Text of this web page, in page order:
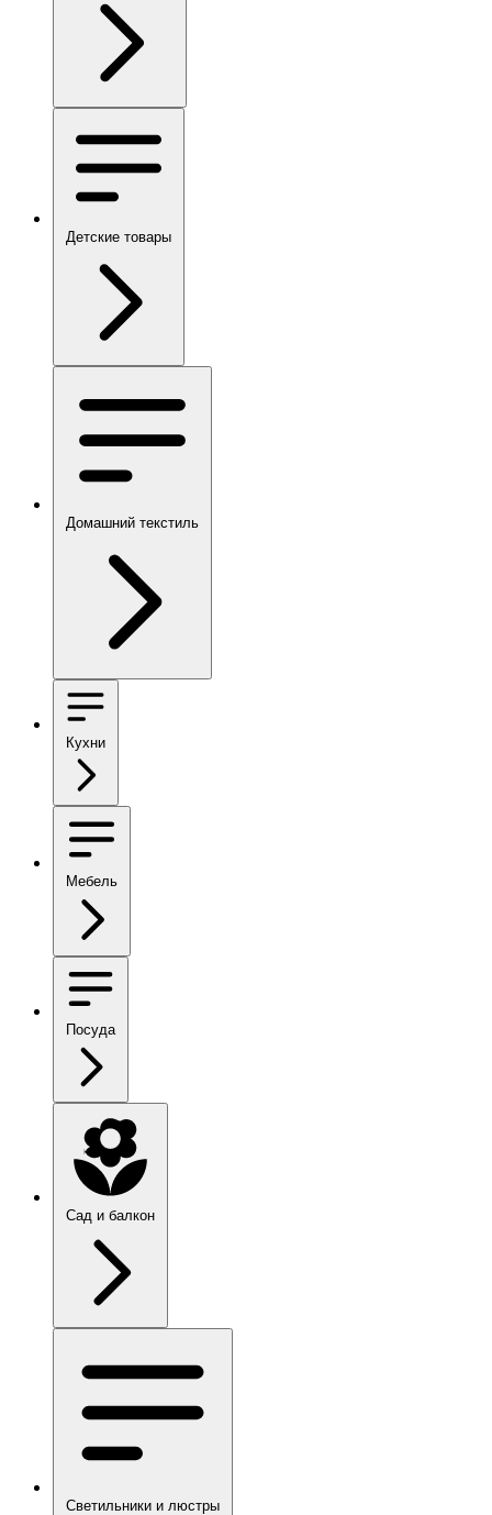
Детские товары
Домашний текстиль
Кухни
Мебель
Посуда
Сад и балкон
Светильники и люстры